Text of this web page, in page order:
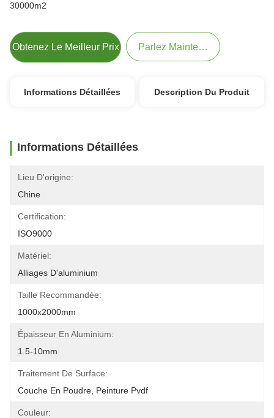
30000m2
Obtenez Le Meilleur Prix Parlez Maintenant.
Informations Détaillées Description Du Produit
Informations Détaillées
Lieu D'origine:
Chine
Certification:
ISO9000
Matériel:
Alliages D'aluminium
Taille Recommandée:
1000x2000mm
Épaisseur En Aluminium:
1.5-10mm
Traitement De Surface:
Couche En Poudre, Peinture Pvdf
Couleur: